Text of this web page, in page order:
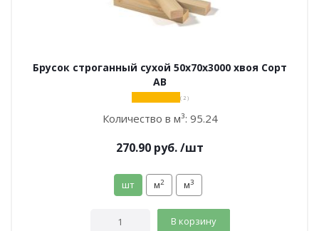
Брусок строганный сухой 50х70х3000 хвоя Сорт
АВ
( 2 )
Количество в м³: 95.24
270.90 руб./шт
шт м2 м3
В корзину